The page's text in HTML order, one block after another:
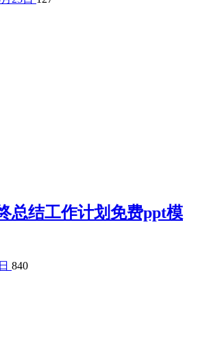
总结工作计划免费ppt模
840